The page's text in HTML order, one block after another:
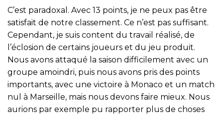
C’est paradoxal. Avec 13 points, je ne peux pas être
satisfait de notre classement. Ce n’est pas suffisant.
Cependant, je suis content du travail réalisé, de
l’éclosion de certains joueurs et du jeu produit.
Nous avons attaqué la saison difficilement avec un
groupe amoindri, puis nous avons pris des points
importants, avec une victoire à Monaco et un match
nul à Marseille, mais nous devons faire mieux. Nous
aurions par exemple pu rapporter plus de choses